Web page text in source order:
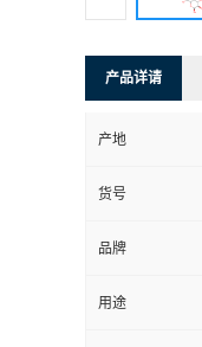
产品详请
产地
货号
品牌
用途